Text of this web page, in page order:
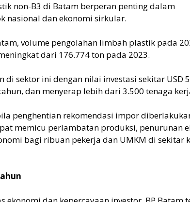
non-B3 di Batam berperan penting dalam
nasional dan ekonomi sirkular.
volume pengolahan limbah plastik pada
dari 176.774 ton pada 2023.
di sektor ini dengan nilai investasi sekitar USD
dan menyerap lebih dari 3.500 tenaga
penghentian rekomendasi impor
memicu perlambatan produksi, penurunan
bagi ribuan pekerja dan UMKM di sekitar